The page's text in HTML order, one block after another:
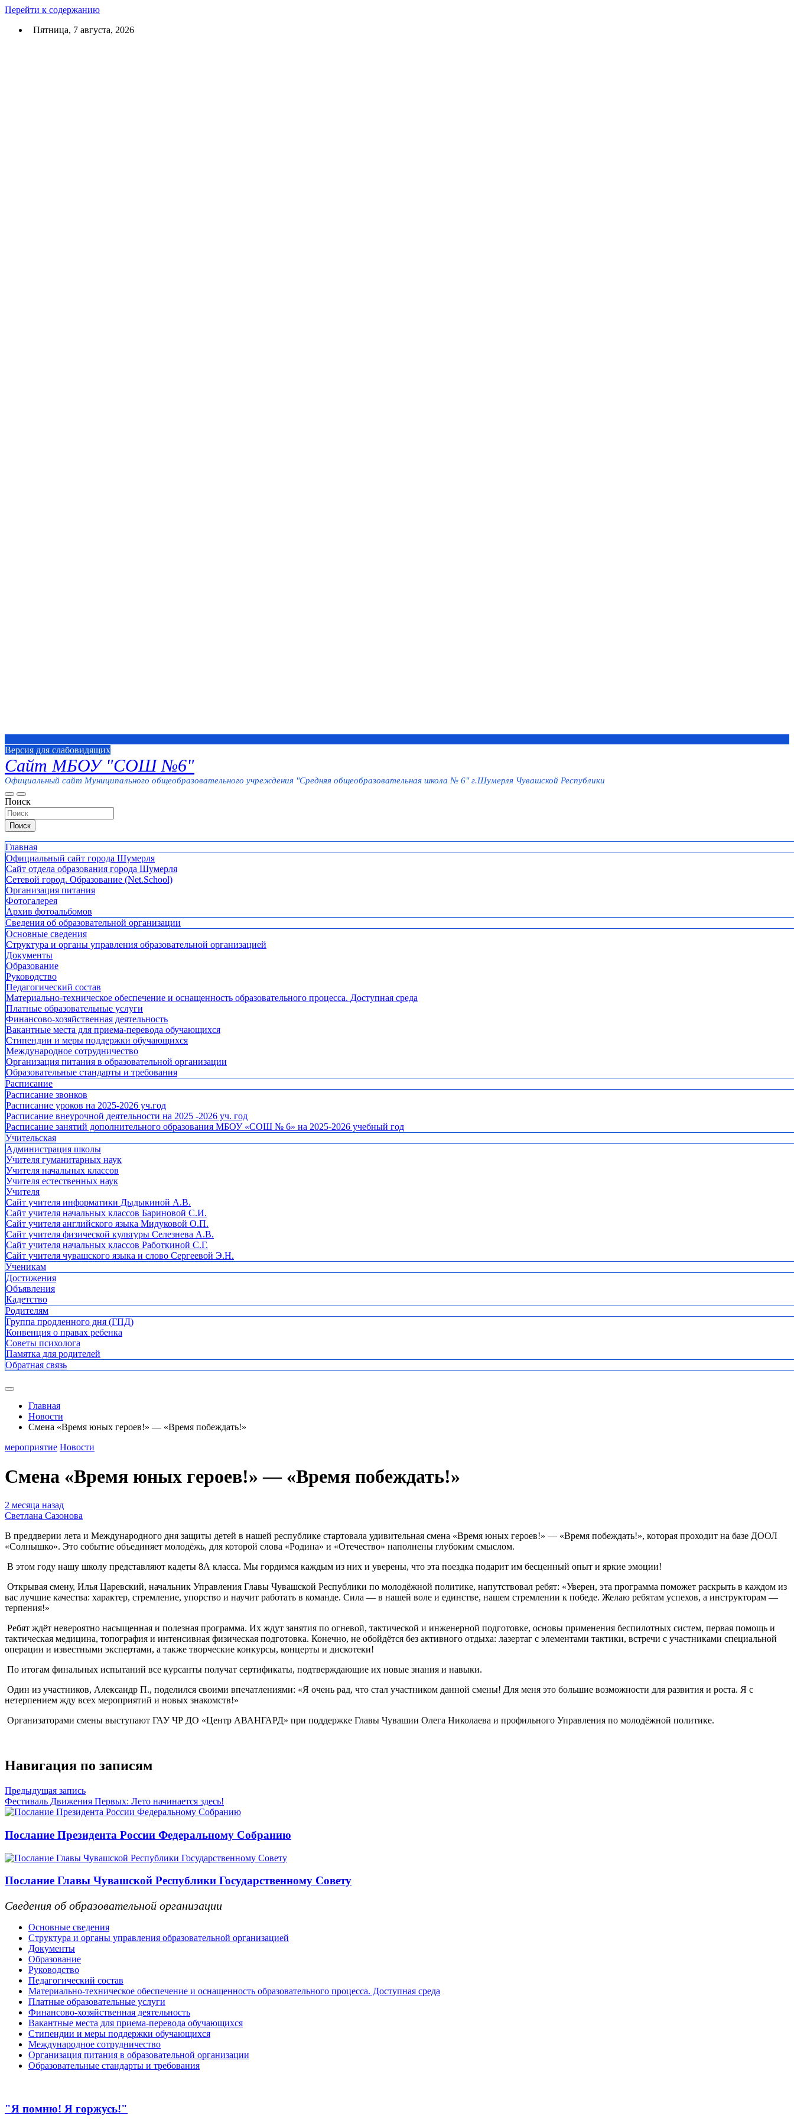
Перейти к содержанию
Пятница, 7 августа, 2026
Версия для слабовидящих
Сайт МБОУ "СОШ №6"
Официальный сайт Муниципального общеобразовательного учреждения "Средняя общеобразовательная школа № 6" г.Шумерля Чувашской Республики
Поиск
Поиск
Главная
Официальный сайт города Шумерля
Сайт отдела образования города Шумерля
Сетевой город. Образование (Net.School)
Организация питания
Фотогалерея
Архив фотоальбомов
Сведения об образовательной организации
Основные сведения
Структура и органы управления образовательной организацией
Документы
Образование
Руководство
Педагогический состав
Материально-техническое обеспечение и оснащенность образовательного процесса. Доступная среда
Платные образовательные услуги
Финансово-хозяйственная деятельность
Вакантные места для приема-перевода обучающихся
Стипендии и меры поддержки обучающихся
Международное сотрудничество
Организация питания в образовательной организации
Образовательные стандарты и требования
Расписание
Расписание звонков
Расписание уроков на 2025-2026 уч.год
Расписание внеурочной деятельности на 2025 -2026 уч. год
Расписание занятий дополнительного образования МБОУ «СОШ № 6» на 2025-2026 учебный год
Учительская
Администрация школы
Учителя гуманитарных наук
Учителя начальных классов
Учителя естественных наук
Учителя
Cайт учителя информатики Дыдыкиной А.В.
Сайт учителя начальных классов Бариновой С.И.
Сайт учителя английского языка Мидуковой О.П.
Сайт учителя физической культуры Селезнева А.В.
Сайт учителя начальных классов Работкиной С.Г.
Сайт учителя чувашского языка и слово Сергеевой Э.Н.
Ученикам
Достижения
Объявления
Кадетство
Родителям
Группа продленного дня (ГПД)
Конвенция о правах ребенка
Советы психолога
Памятка для родителей
Обратная связь
Главная
Новости
Смена «Время юных героев!» — «Время побеждать!»
мероприятие Новости
Смена «Время юных героев!» — «Время побеждать!»
2 месяца назад
Светлана Сазонова
В преддверии лета и Международного дня защиты детей в нашей республике стартовала удивительная смена «Время юных героев!» — «Время побеждать!», которая проходит на базе ДООЛ
«Солнышко». Это событие объединяет молодёжь, для которой слова «Родина» и «Отечество» наполнены глубоким смыслом.
В этом году нашу школу представляют кадеты 8А класса. Мы гордимся каждым из них и уверены, что эта поездка подарит им бесценный опыт и яркие эмоции!
Открывая смену, Илья Царевский, начальник Управления Главы Чувашской Республики по молодёжной политике, напутствовал ребят: «Уверен, эта программа поможет раскрыть в каждом из
вас лучшие качества: характер, стремление, упорство и научит работать в команде. Сила — в нашей воле и единстве, нашем стремлении к победе. Желаю ребятам успехов, а инструкторам —
терпения!»
Ребят ждёт невероятно насыщенная и полезная программа. Их ждут занятия по огневой, тактической и инженерной подготовке, основы применения беспилотных систем, первая помощь и
тактическая медицина, топография и интенсивная физическая подготовка. Конечно, не обойдётся без активного отдыха: лазертаг с элементами тактики, встречи с участниками специальной
операции и известными экспертами, а также творческие конкурсы, концерты и дискотеки!
По итогам финальных испытаний все курсанты получат сертификаты, подтверждающие их новые знания и навыки.
Один из участников, Александр П., поделился своими впечатлениями: «Я очень рад, что стал участником данной смены! Для меня это большие возможности для развития и роста. Я с
нетерпением жду всех мероприятий и новых знакомств!»
Организаторами смены выступают ГАУ ЧР ДО «Центр АВАНГАРД» при поддержке Главы Чувашии Олега Николаева и профильного Управления по молодёжной политике.
Навигация по записям
Предыдущая запись
Фестиваль Движения Первых: Лето начинается здесь!
Послание Президента России Федеральному Собранию
Послание Главы Чувашской Республики Государственному Совету
Сведения об образовательной организации
Основные сведения
Структура и органы управления образовательной организацией
Документы
Образование
Руководство
Педагогический состав
Материально-техническое обеспечение и оснащенность образовательного процесса. Доступная среда
Платные образовательные услуги
Финансово-хозяйственная деятельность
Вакантные места для приема-перевода обучающихся
Стипендии и меры поддержки обучающихся
Международное сотрудничество
Организация питания в образовательной организации
Образовательные стандарты и требования
"Я помню! Я горжусь!"